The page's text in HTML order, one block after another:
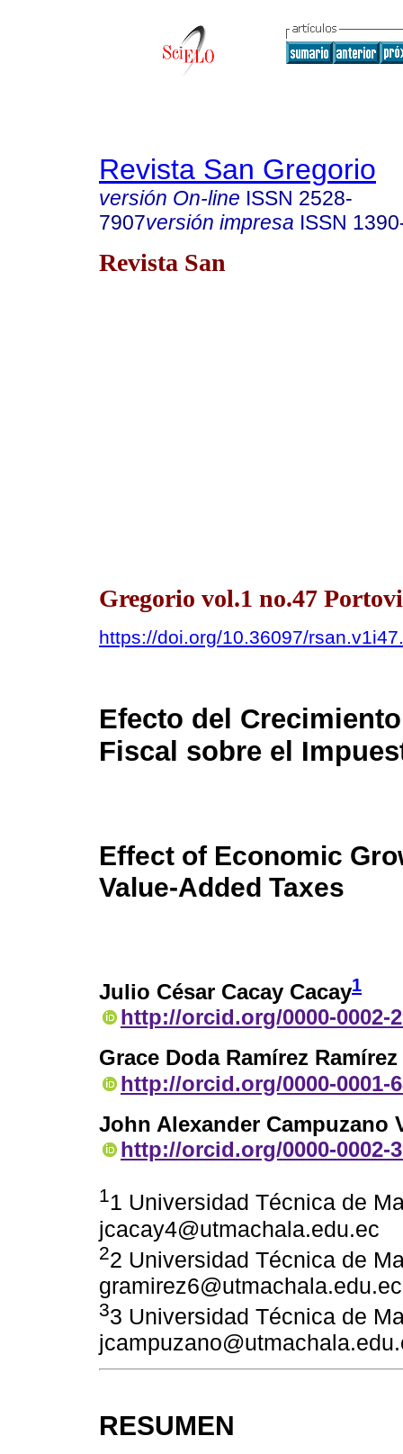
Revista San Gregorio
versión On-line ISSN 2528-
7907versión impresa ISSN
Revista San
Gregorio vol.1 no.47
https://doi.org/10.36097/
Efecto del
Fiscal sobre el
Effect of Economic
Value-Added Taxes
Julio César Cacay Cacay1
http://orcid.org/0000-0002-
Grace Doda Ramírez
http://orcid.org/0000-0001-
John Alexander Campuzano
http://orcid.org/0000-0002-
11 Universidad Técnica de
jcacay4@utmachala.edu.ec
22 Universidad Técnica de
gramirez6@utmachala.edu.ec
33 Universidad Técnica de
RESUMEN